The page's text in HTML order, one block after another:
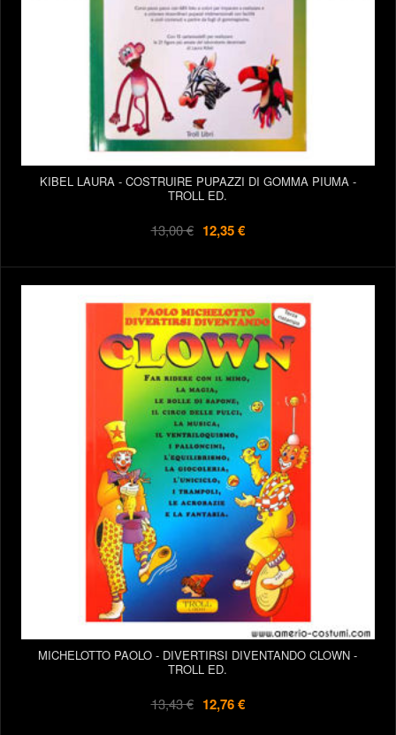
KIBEL LAURA - COSTRUIRE PUPAZZI DI GOMMA PIUMA -
TROLL ED.
13,00 € 12,35 €
MICHELOTTO PAOLO - DIVERTIRSI DIVENTANDO CLOWN -
TROLL ED.
13,43 € 12,76 €